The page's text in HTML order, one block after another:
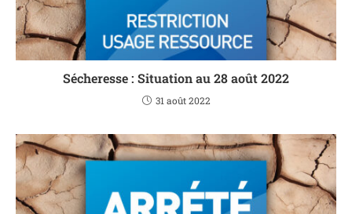
Sécheresse : Situation au 28 août 2022
31 août 2022